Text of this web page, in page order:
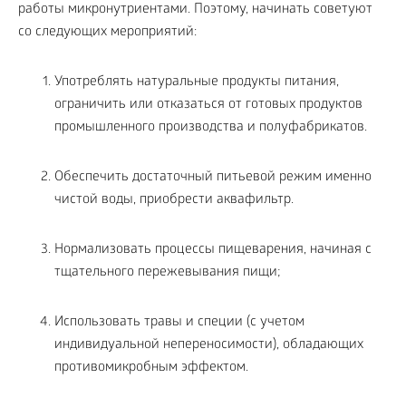
работы микронутриентами. Поэтому, начинать советуют
со следующих мероприятий:
Употреблять натуральные продукты питания,
ограничить или отказаться от готовых продуктов
промышленного производства и полуфабрикатов.
Обеспечить достаточный питьевой режим именно
чистой воды, приобрести аквафильтр.
Нормализовать процессы пищеварения, начиная с
тщательного пережевывания пищи;
Использовать травы и специи (с учетом
индивидуальной непереносимости), обладающих
противомикробным эффектом.